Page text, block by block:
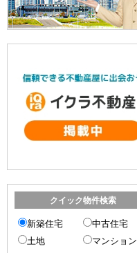
クイック物件検索
新築住宅
中古住宅
土地
マンション